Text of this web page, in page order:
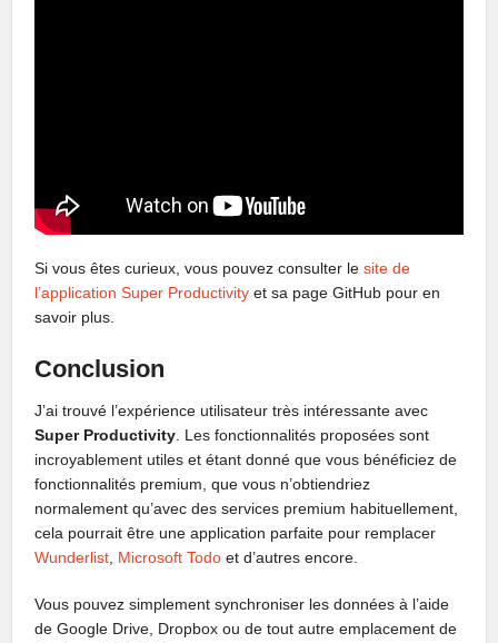
Si vous êtes curieux, vous pouvez consulter lesite de
l’application Super Productivity et sa page GitHub pour en
savoir plus.
Conclusion
J’ai trouvé l’expérience utilisateur très intéressante avec
Super Productivity. Les fonctionnalités proposées sont
incroyablement utiles et étant donné que vous bénéficiez de
fonctionnalités premium, que vous n’obtiendriez
normalement qu’avec des services premium habituellement,
cela pourrait être une application parfaite pour remplacer
Wunderlist, Microsoft Todo et d’autres encore.
Vous pouvez simplement synchroniser les données à l’aide
de Google Drive, Dropbox ou de tout autre emplacement de